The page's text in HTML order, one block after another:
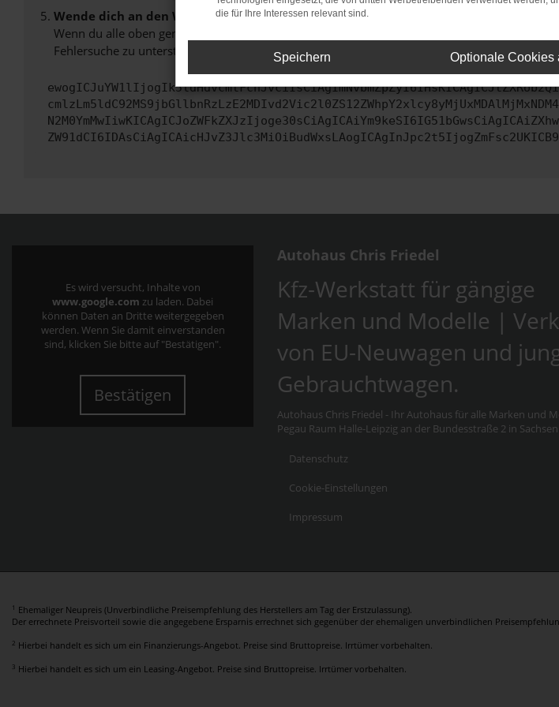
Wende dich an den Webseitenbetreiber.
Wenn du alle oben genannten Schritte versucht hast, kontaktiere uns bitte. Wir werden
Fehlersuche zu unterstützen:
Es wird versucht, Inhalte von
www.google.com zu laden. Dabei
können Daten an Dritte weitergegeben
werden. Wenn Sie damit einverstanden
sind, klicken Sie bitte auf "Bestätigen".
Bestätigen
Autohaus Chris Friedel
Kfz-Werkstatt für gängige
Marken und Modelle |
von EU-Neuwagen und
Gebrauchtwagen.
Autohaus Chris Friedel - Ihr Autohaus für alle Marken und
Pegau Raum Halle-Leipzig an der Bundesstraße 2 in Sachsen
Datenschutz
Cookie-Einstellungen
Impressum
1 Ehemaliger Neupreis (Unverbindliche Preisempfehlung des Herstellers am Tag der Erstzulassung).
Der errechnete Preisvorteil sowie die angegebene Ersparnis errechnet sich gegenüber der ehemaligen unverbindlichen
2 Hierbei handelt es sich um ein Finanzierungs-Angebot. Preise sind Bruttopreise. Irrtümer vorbehalten.
3 Hierbei handelt es sich um ein Leasing-Angebot. Preise sind Bruttopreise. Irrtümer vorbehalten.
die für Ihre Interessen relevant sind.
Speichern Optionale Cookies